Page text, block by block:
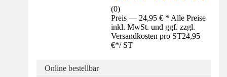
(0)
Preis — 24,95 € * Alle Preise
inkl. MwSt. und ggf. zzgl.
Versandkosten pro ST24,95
€*/ ST
Online bestellbar